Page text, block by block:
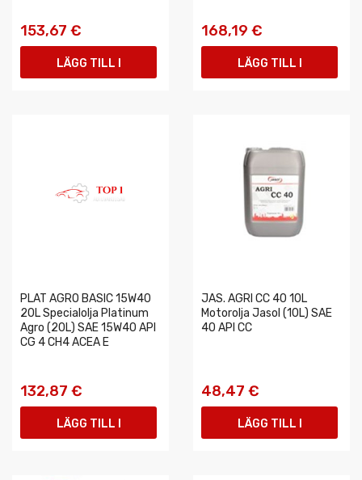
153,67 €
LÄGG TILL I
168,19 €
LÄGG TILL I
PLAT AGRO BASIC 15W40
20L Specialolja Platinum
Agro (20L) SAE 15W40 API
CG 4 CH4 ACEA E
132,87 €
LÄGG TILL I
JAS. AGRI CC 40 10L
Motorolja Jasol (10L) SAE
40 API CC
48,47 €
LÄGG TILL I